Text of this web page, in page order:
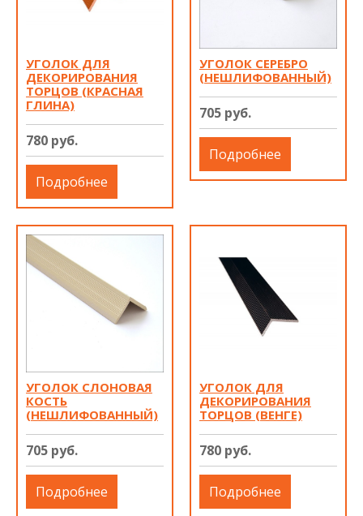
УГОЛОК ДЛЯ
ДЕКОРИРОВАНИЯ
ТОРЦОВ (КРАСНАЯ
ГЛИНА)
780 руб.
Подробнее
УГОЛОК СЕРЕБРО
(НЕШЛИФОВАННЫЙ)
705 руб.
Подробнее
УГОЛОК СЛОНОВАЯ
КОСТЬ
(НЕШЛИФОВАННЫЙ)
705 руб.
Подробнее
УГОЛОК ДЛЯ
ДЕКОРИРОВАНИЯ
ТОРЦОВ (ВЕНГЕ)
780 руб.
Подробнее